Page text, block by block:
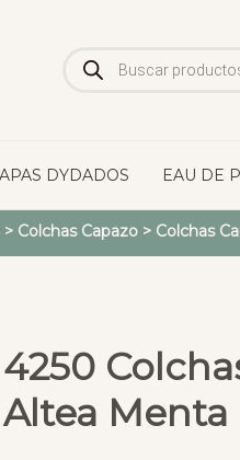
de
productos
DYDADOS EAU DE
> Colchas Capazo> Colchas
4250
Altea Menta